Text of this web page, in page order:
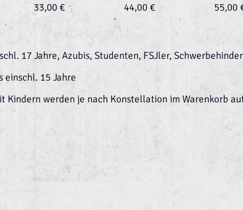
33,00 € 44,00 € 55,00
17 Jahre, Azubis, Studenten, FSJler,
einschl. 15 Jahre
Kindern werden je nach Konstellation im Warenkorb